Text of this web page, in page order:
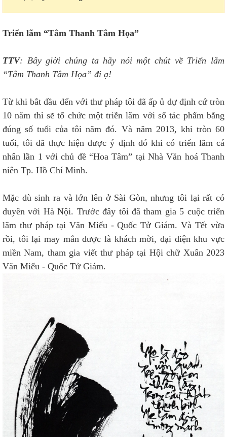
Triển lãm “Tâm Thanh Tâm Họa”
TTV: Bây giời chúng ta hãy nói một chút về Triển lãm
“Tâm Thanh Tâm Họa” đi ạ!
Từ khi bắt đầu đến với thư pháp tôi đã ấp ủ dự định cứ tròn
10 năm thì sẽ tổ chức một triễn lãm với số tác phẩm bẳng
đúng số tuổi của tôi năm đó. Và năm 2013, khi tròn 60
tuổi, tôi đã thực hiện được ý định đó khi có triển lãm cá
nhân lần 1 với chủ đề “Hoa Tâm” tại Nhà Văn hoá Thanh
niên Tp. Hồ Chí Minh.
Mặc dù sinh ra và lớn lên ở Sài Gòn, nhưng tôi lại rất có
duyên với Hà Nội. Trước đây tôi đã tham gia 5 cuộc triển
lãm thư pháp tại Văn Miếu - Quốc Tử Giám. Và Tết vừa
rồi, tôi lại may mắn được là khách mời, đại diện khu vực
miền Nam, tham gia viết thư pháp tại Hội chữ Xuân 2023
Văn Miếu - Quốc Tử Giám.